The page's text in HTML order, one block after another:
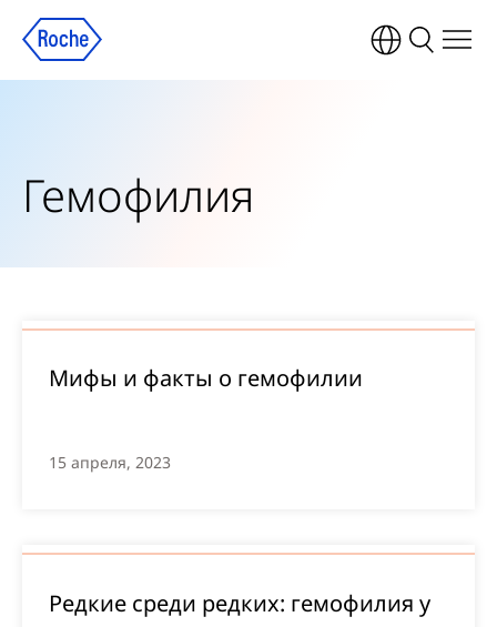
Гемофилия
Мифы и факты о гемофилии
15 апреля, 2023
Редкие среди редких: гемофилия у